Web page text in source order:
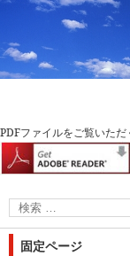
PDFファイルをご覧いただ
固定ページ